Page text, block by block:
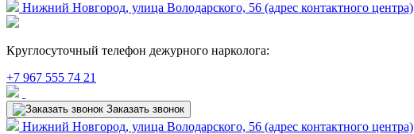
Нижний Новгород, улица Володарского, 56 (адрес контактного центра)
Круглосуточный телефон дежурного нарколога:
+7 967 555 74 21
Заказать звонок
Нижний Новгород, улица Володарского, 56 (адрес контактного центра)